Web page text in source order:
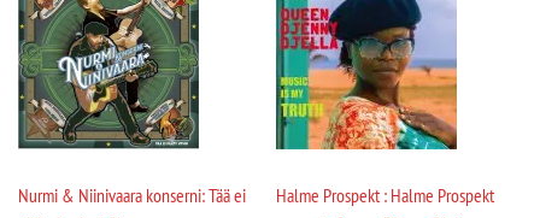
Nurmi & Niinivaara konserni: Tää ei
Halme Prospekt : Halme Prospekt